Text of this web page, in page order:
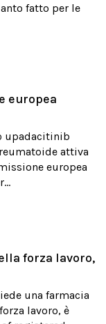
fatto per le
europea
upadacitinib
attiva
europea
forza lavoro,
una farmacia
lavoro, è